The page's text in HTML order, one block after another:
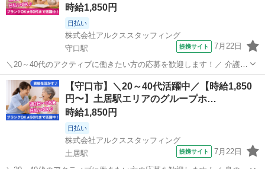
時給1,850円
日払い
株式会社アルクススタッフィング
守口駅
提携サイト 7月22日
＼20～40代のアクティブに働きたい方の応募を歓迎します！／ 介護福
祉士、初任者研修 守口市 少人数の ケアハウス AR 《週2日～/即日勤
務可/履歴書不要でスピーディーなお仕事探し》 ・日勤、夜勤、曜日固
定など、ご希望...
大阪 守口市 守口駅
【守口市】＼20～40代活躍中／【時給1,850
円〜】土居駅エリアのグループホ…
時給1,850円
日払い
株式会社アルクススタッフィング
土居駅
提携サイト 7月22日